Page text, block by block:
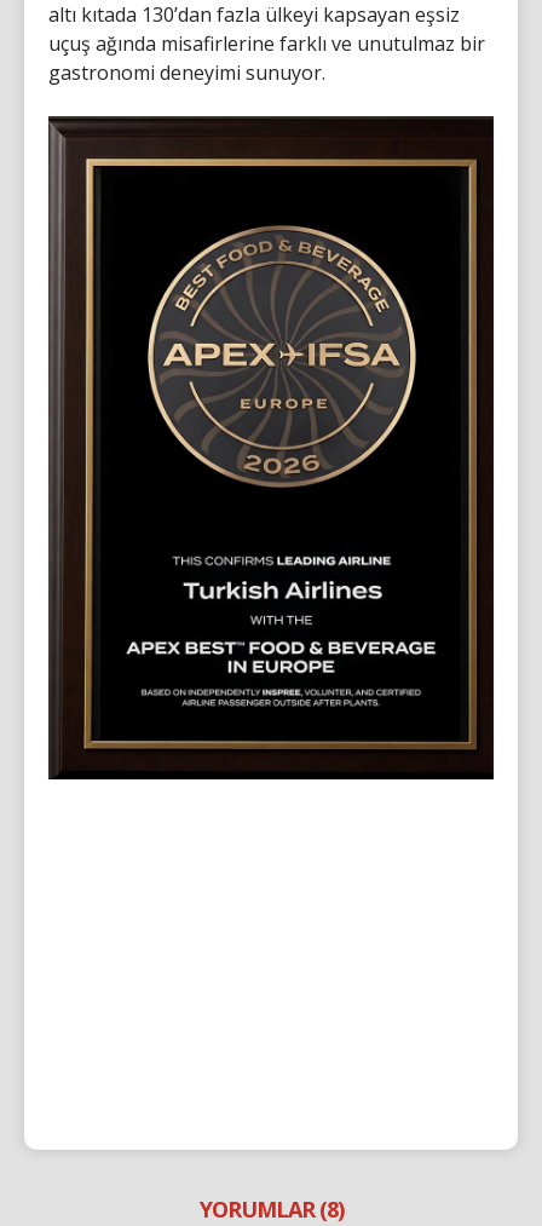
altı kıtada 130’dan fazla ülkeyi kapsayan eşsiz
uçuş ağında misafirlerine farklı ve unutulmaz bir
gastronomi deneyimi sunuyor.
YORUMLAR (8)